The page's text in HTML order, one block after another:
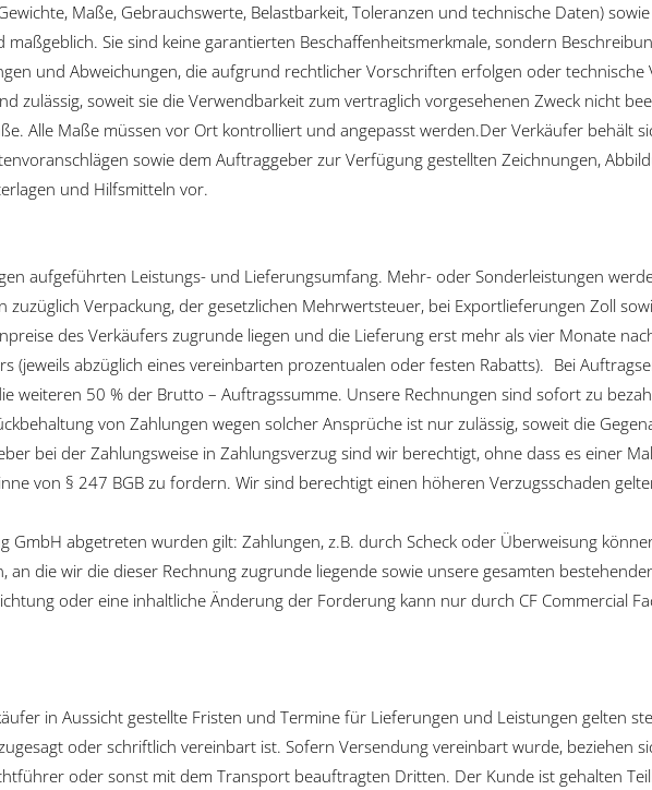
Maße, Gebrauchswerte, Belastbarkeit, Toleranzen und technische Daten)
Sie sind keine garantierten Beschaffenheitsmerkmale, sondern
und Abweichungen, die aufgrund rechtlicher Vorschriften erfolgen oder technische
zulässig, soweit sie die Verwendbarkeit zum vertraglich vorgesehenen Zweck nicht
Alle Maße müssen vor Ort kontrolliert und angepasst werden.Der Verkäufer behält
sowie dem Auftraggeber zur Verfügung gestellten Zeichnungen,
und Hilfsmitteln vor.
aufgeführten Leistungs- und Lieferungsumfang. Mehr- oder Sonderleistungen
zuzüglich Verpackung, der gesetzlichen Mehrwertsteuer, bei Exportlieferungen Zoll
des Verkäufers zugrunde liegen und die Lieferung erst mehr als vier Monate
(jeweils abzüglich eines vereinbarten prozentualen oder festen Rabatts). Bei
weiteren 50 % der Brutto – Auftragssumme. Unsere Rechnungen sind sofort zu
von Zahlungen wegen solcher Ansprüche ist nur zulässig, soweit die
bei der Zahlungsweise in Zahlungsverzug sind wir berechtigt, ohne dass es einer
von § 247 BGB zu fordern. Wir sind berechtigt einen höheren Verzugsschaden
GmbH abgetreten wurden gilt: Zahlungen, z.B. durch Scheck oder Überweisung
an die wir die dieser Rechnung zugrunde liegende sowie unsere gesamten
oder eine inhaltliche Änderung der Forderung kann nur durch CF Commercial
in Aussicht gestellte Fristen und Termine für Lieferungen und Leistungen gelten
oder schriftlich vereinbart ist. Sofern Versendung vereinbart wurde, beziehen
oder sonst mit dem Transport beauftragten Dritten. Der Kunde ist gehalten